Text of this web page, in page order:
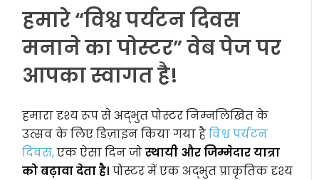
हमारे “विश्व पर्यटन दिवस
मनाने का पोस्टर” वेब पेज पर
आपका स्वागत है!
हमारा दृश्य रूप से अद्भुत पोस्टर निम्नलिखित के
उत्सव के लिए डिज़ाइन किया गया हैविश्व पर्यटन
दिवस,एक ऐसा दिन जोस्थायी और जिम्मेदार यात्रा
को बढ़ावा देता है। पोस्टर में एक अद्भुत प्राकृतिक दृश्य